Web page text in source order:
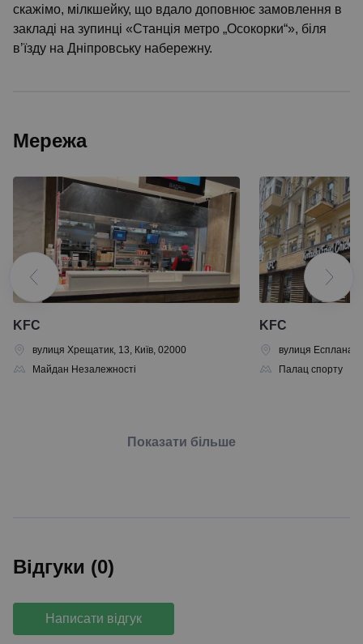
скажімо, мілкшейку, що вдало доповнює замовлення в
закладі на зупинці «Станція метро „Осокорки“», біля
в’їзду на Дніпровську набережну.
Мережа
KFC
вулиця Хрещатик, 13, Київ, 02000
Майдан Незалежності
KFC
вулиця
Палац спорту
Показати більше
Відгуки (0)
Написати відгук